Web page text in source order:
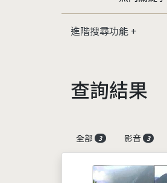
進階搜尋功能
查詢結果
全部
3 影音 3